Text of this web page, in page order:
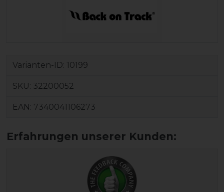
Varianten-ID: 10199
SKU: 32200052
EAN: 7340041106273